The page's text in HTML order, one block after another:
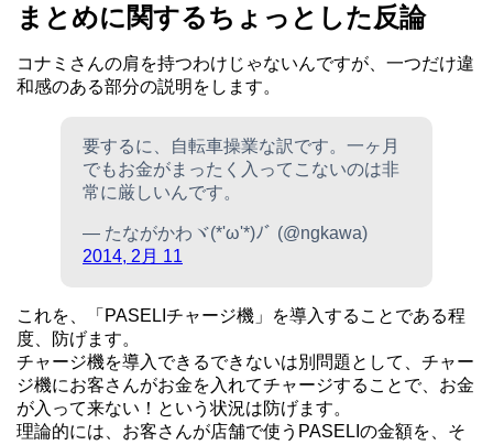
まとめに関するちょっとした反論
コナミさんの肩を持つわけじゃないんですが、一つだけ違
和感のある部分の説明をします。
要するに、自転車操業な訳です。一ヶ月
でもお金がまったく入ってこないのは非
常に厳しいんです。
— たながかわヾ(*'ω'*)ﾉﾞ (@ngkawa)
2014, 2月 11
これを、「PASELIチャージ機」を導入することである程
度、防げます。
チャージ機を導入できるできないは別問題として、チャー
ジ機にお客さんがお金を入れてチャージすることで、お金
が入って来ない！という状況は防げます。
理論的には、お客さんが店舗で使うPASELIの金額を、そ